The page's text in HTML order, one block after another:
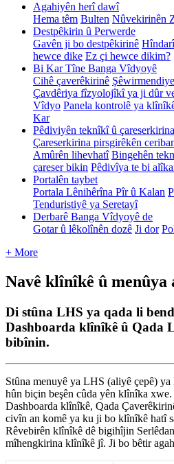
Agahiyên herî dawî
Hema têm Bulten Nûvekirinên
Destpêkirin û Perwerde
Gavên ji bo destpêkirinê Hîndarî
hewce dike Ez çi hewce dikim?
Bi Kar Tîne Banga Vîdyoyê
Cihê çaverêkirinê
Çavdêriya fîzyolojîkî ya ji dûr
Vîdyo Panela kontrolê ya
Kar
Pêdiviyên teknîkî û
Çareserkirina pirsgirêkên
Amûrên lihevhatî Bingehên
çareser bikin Pêdivîya te bi
Portalên taybet
Portala Lênihêrîna Pîr û Kalan
Tenduristiyê ya Seretayî
Derbarê Banga Vîdyoyê de
Gotar û lêkolînên dozê Ji dor
+ More
Navê klînîkê û menûya
Di stûna LHS ya qada li
Dashboarda klînîkê û Qada
bibînin.
Stûna menuyê ya LHS (aliyê çepê) ya
hûn biçin beşên cûda yên klînîka xwe.
Dashboarda klînîkê, Qada Çaverêkirin
civîn an komê ya ku ji bo klînîkê hatî
Rêvebirên klînîkê dê bigihîjin Serlêdan
mîhengkirina klînîkê jî. Ji bo bêtir